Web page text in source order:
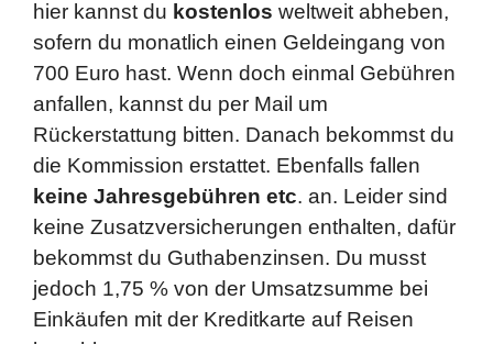
hier kannst du kostenlos weltweit abheben,
sofern du monatlich einen Geldeingang von
700 Euro hast. Wenn doch einmal Gebühren
anfallen, kannst du per Mail um
Rückerstattung bitten. Danach bekommst du
die Kommission erstattet. Ebenfalls fallen
keine Jahresgebühren etc. an. Leider sind
keine Zusatzversicherungen enthalten, dafür
bekommst du Guthabenzinsen. Du musst
jedoch 1,75 % von der Umsatzsumme bei
Einkäufen mit der Kreditkarte auf Reisen